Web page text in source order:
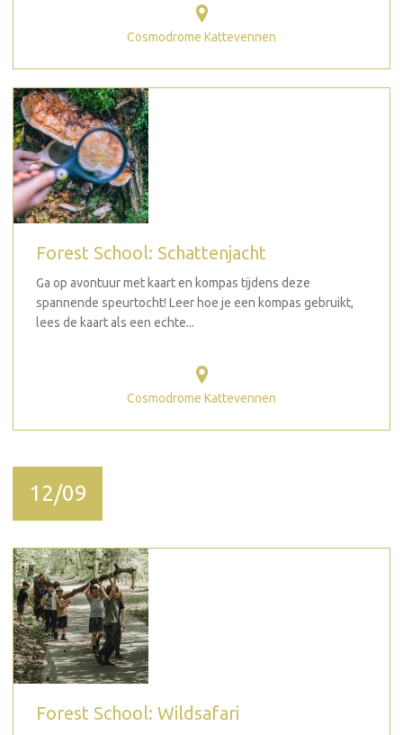
Cosmodrome Kattevennen
Forest School: Schattenjacht
Ga op avontuur met kaart en kompas tijdens deze
spannende speurtocht! Leer hoe je een kompas gebruikt,
lees de kaart als een echte...
Cosmodrome Kattevennen
12/09
Forest School: Wildsafari